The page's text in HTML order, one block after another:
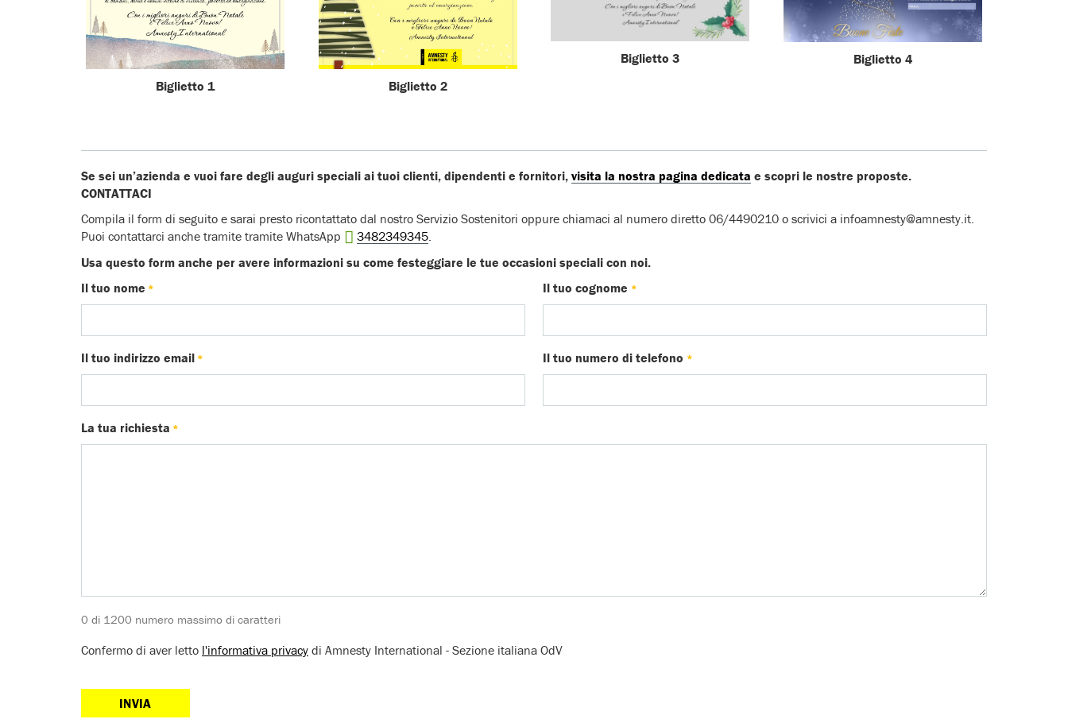
Biglietto 1 Biglietto 2
Biglietto 3 Biglietto 4
Se sei un’azienda e vuoi fare degli auguri speciali ai tuoi clienti, dipendenti e fornitori, visita la nostra pagina dedicata e scopri le nostre proposte.
CONTATTACI
Compila il form di seguito e sarai presto ricontattato dal nostro Servizio Sostenitori oppure chiamaci al numero diretto 06/4490210 o scrivici a infoamnesty@amnesty.it.
Puoi contattarci anche tramite tramite WhatsApp
3482349345
Usa questo form anche per avere informazioni su come festeggiare le tue occasioni speciali con noi.
Il tuo nome * Il tuo cognome *
Il tuo indirizzo email * Il tuo numero di telefono *
La tua richiesta *
0 di 1200 numero massimo di caratteri
Confermo di aver letto l'informativa privacy di Amnesty International - Sezione italiana OdV